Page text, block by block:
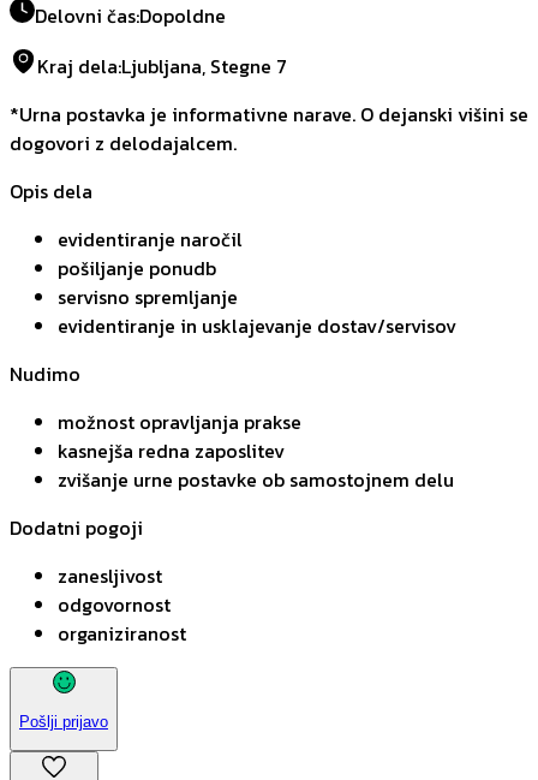
Delovni čas:Dopoldne
Kraj dela:Ljubljana, Stegne 7
*Urna postavka je informativne narave. O dejanski višini se
dogovori z delodajalcem.
Opis dela
evidentiranje naročil
pošiljanje ponudb
servisno spremljanje
evidentiranje in usklajevanje dostav/servisov
Nudimo
možnost opravljanja prakse
kasnejša redna zaposlitev
zvišanje urne postavke ob samostojnem delu
Dodatni pogoji
zanesljivost
odgovornost
organiziranost
Pošlji prijavo